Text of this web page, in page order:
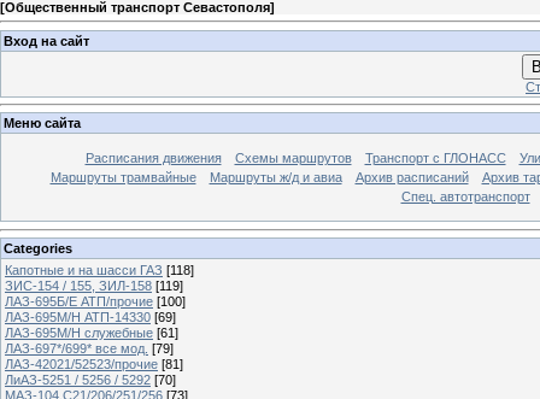
[Общественный транспорт Севастополя]
Вход на сайт
Меню сайта
Расписания движения Схемы маршрутов Транспорт с ГЛОНАСС
Маршруты трамвайные
Маршруты ж/д и авиа Архив расписаний
Архив
Спец. автотранспорт
Categories
Капотные и на шасси ГАЗ [118]
ЗИС-154 / 155, ЗИЛ-158 [119]
ЛАЗ-695Б/Е АТП/прочие [100]
ЛАЗ-695М/Н АТП-14330 [69]
ЛАЗ-695М/Н служебные [61]
ЛАЗ-697*/699* все мод. [79]
ЛАЗ-42021/52523/прочие [81]
ЛиАЗ-5251 / 5256 / 5292 [70]
МАЗ-104.C21/206/251/256 [73]